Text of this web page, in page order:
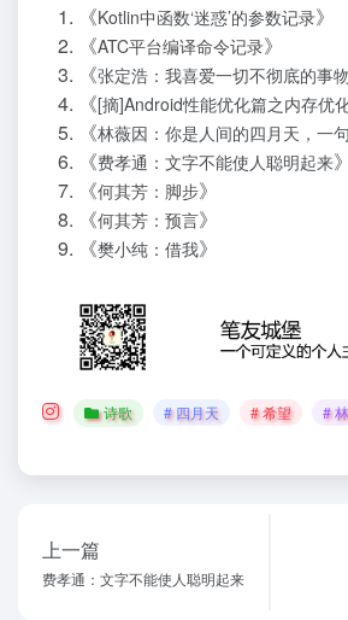
《Kotlin中函数‘迷惑’的参数记录》
《ATC平台编译命令记录》
《张定浩：我喜爱一切不彻底的事物
《[摘]Android性能优化篇之内存优
《林薇因：你是人间的四月天，一
《费孝通：文字不能使人聪明起来》
《何其芳：脚步》
《何其芳：预言》
《樊小纯：借我》
诗歌 # 四月天 # 希望 #
上一篇
费孝通：文字不能使人聪明起来